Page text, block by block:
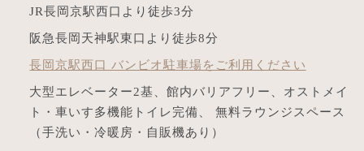
JR長岡京駅西口より徒歩3分
阪急長岡天神駅東口より徒歩8分
長岡京駅西口 バンビオ駐車場をご利用ください
大型エレベーター2基、館内バリアフリー、オストメイ
ト・車いす多機能トイレ完備、 無料ラウンジスペース
（手洗い・冷暖房・自販機あり）